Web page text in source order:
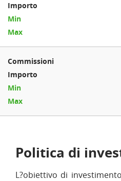
Politica di
L?obiettivo di